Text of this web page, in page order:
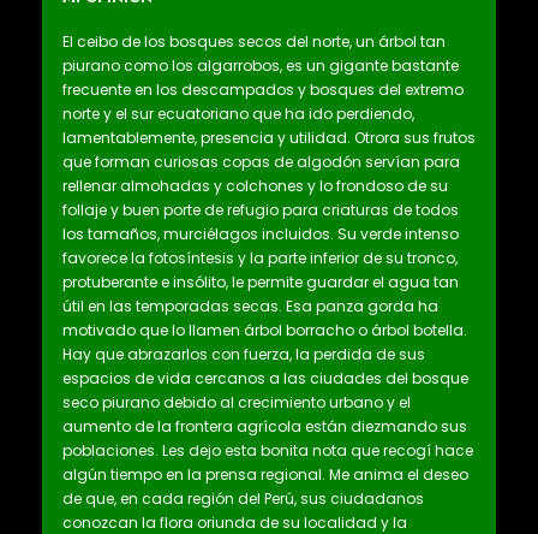
El ceibo de los bosques secos del norte, un árbol tan
piurano como los algarrobos, es un gigante bastante
frecuente en los descampados y bosques del extremo
norte y el sur ecuatoriano que ha ido perdiendo,
lamentablemente, presencia y utilidad. Otrora sus frutos
que forman curiosas copas de algodón servían para
rellenar almohadas y colchones y lo frondoso de su
follaje y buen porte de refugio para criaturas de todos
los tamaños, murciélagos incluidos. Su verde intenso
favorece la fotosíntesis y la parte inferior de su tronco,
protuberante e insólito, le permite guardar el agua tan
útil en las temporadas secas. Esa panza gorda ha
motivado que lo llamen árbol borracho o árbol botella.
Hay que abrazarlos con fuerza, la perdida de sus
espacios de vida cercanos a las ciudades del bosque
seco piurano debido al crecimiento urbano y el
aumento de la frontera agrícola están diezmando sus
poblaciones. Les dejo esta bonita nota que recogí hace
algún tiempo en la prensa regional. Me anima el deseo
de que, en cada región del Perú, sus ciudadanos
conozcan la flora oriunda de su localidad y la